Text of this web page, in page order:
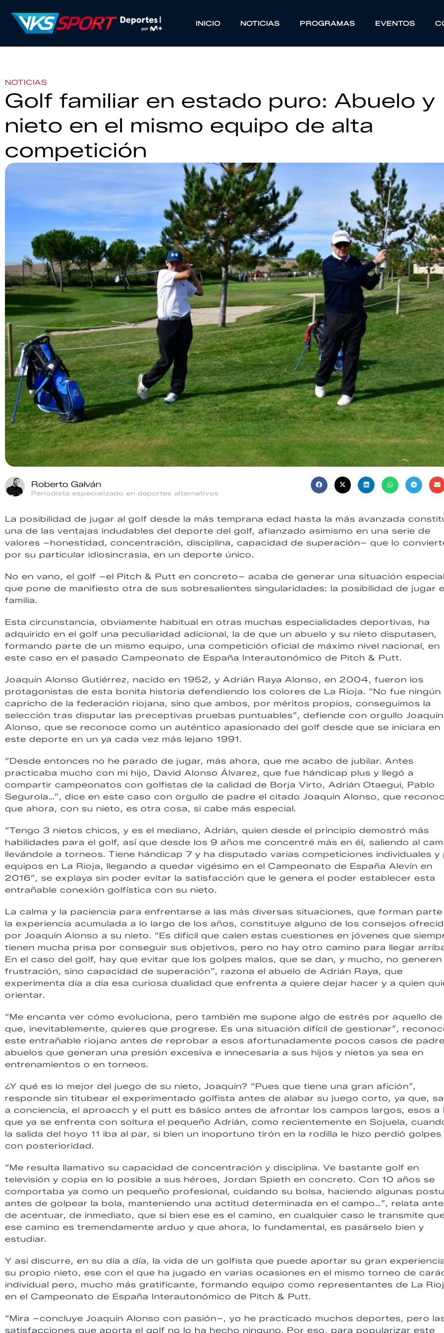
INICIO NOTICIAS PROGRAMAS EVENTOS
NOTICIAS
Golf familiar en estado puro: Abuelo y
nieto en el mismo equipo de alta
competición
Roberto Galván
Periodista especializado en deportes alternativos
La posibilidad de jugar al golf desde la más temprana edad hasta la más avanzada
una de las ventajas indudables del deporte del golf, afianzado asimismo en una serie de
valores –honestidad, concentración, disciplina, capacidad de superación– que lo
por su particular idiosincrasia, en un deporte único.
No en vano, el golf –el Pitch & Putt en concreto– acaba de generar una situación especial
que pone de manifiesto otra de sus sobresalientes singularidades: la posibilidad de jugar
familia.
Esta circunstancia, obviamente habitual en otras muchas especialidades deportivas, ha
adquirido en el golf una peculiaridad adicional, la de que un abuelo y su nieto disputasen,
formando parte de un mismo equipo, una competición oficial de máximo nivel nacional, en
este caso en el pasado Campeonato de España Interautonómico de Pitch & Putt.
Joaquín Alonso Gutiérrez, nacido en 1952, y Adrián Raya Alonso, en 2004, fueron los
protagonistas de esta bonita historia defendiendo los colores de La Rioja. “No fue ningún
capricho de la federación riojana, sino que ambos, por méritos propios, conseguimos la
selección tras disputar las preceptivas pruebas puntuables”, defiende con orgullo Joaquín
Alonso, que se reconoce como un auténtico apasionado del golf desde que se iniciara en
este deporte en un ya cada vez más lejano 1991.
“Desde entonces no he parado de jugar, más ahora, que me acabo de jubilar. Antes
practicaba mucho con mi hijo, David Alonso Álvarez, que fue hándicap plus y llegó a
compartir campeonatos con golfistas de la calidad de Borja Virto, Adrián Otaegui, Pablo
Segurola…”, dice en este caso con orgullo de padre el citado Joaquín Alonso, que
que ahora, con su nieto, es otra cosa, si cabe más especial.
“Tengo 3 nietos chicos, y es el mediano, Adrián, quien desde el principio demostró más
habilidades para el golf, así que desde los 9 años me concentré más en él, saliendo al
llevándole a torneos. Tiene hándicap 7 y ha disputado varias competiciones individuales y
equipos en La Rioja, llegando a quedar vigésimo en el Campeonato de España Alevín en
2016”, se explaya sin poder evitar la satisfacción que le genera el poder establecer esta
entrañable conexión golfística con su nieto.
La calma y la paciencia para enfrentarse a las más diversas situaciones, que forman parte
la experiencia acumulada a lo largo de los años, constituye alguno de los consejos
por Joaquín Alonso a su nieto. “Es difícil que calen estas cuestiones en jóvenes que
tienen mucha prisa por conseguir sus objetivos, pero no hay otro camino para llegar
En el caso del golf, hay que evitar que los golpes malos, que se dan, y mucho, no generen
frustración, sino capacidad de superación”, razona el abuelo de Adrián Raya, que
experimenta día a día esa curiosa dualidad que enfrenta a quiere dejar hacer y a quien
orientar.
“Me encanta ver cómo evoluciona, pero también me supone algo de estrés por aquello de
que, inevitablemente, quieres que progrese. Es una situación difícil de gestionar”,
este entrañable riojano antes de reprobar a esos afortunadamente pocos casos de
abuelos que generan una presión excesiva e innecesaria a sus hijos y nietos ya sea en
entrenamientos o en torneos.
¿Y qué es lo mejor del juego de su nieto, Joaquín? “Pues que tiene una gran afición”,
responde sin titubear el experimentado golfista antes de alabar su juego corto, ya que,
a conciencia, el aproacch y el putt es básico antes de afrontar los campos largos, esos a
que ya se enfrenta con soltura el pequeño Adrián, como recientemente en Sojuela,
la salida del hoyo 11 iba al par, si bien un inoportuno tirón en la rodilla le hizo perdió golpes
con posterioridad.
“Me resulta llamativo su capacidad de concentración y disciplina. Ve bastante golf en
televisión y copia en lo posible a sus héroes, Jordan Spieth en concreto. Con 10 años se
comportaba ya como un pequeño profesional, cuidando su bolsa, haciendo algunas
antes de golpear la bola, manteniendo una actitud determinada en el campo…”, relata
de acentuar, de inmediato, que si bien ese es el camino, en cualquier caso le transmite
ese camino es tremendamente arduo y que ahora, lo fundamental, es pasárselo bien y
estudiar.
Y así discurre, en su día a día, la vida de un golfista que puede aportar su gran
su propio nieto, ese con el que ha jugado en varias ocasiones en el mismo torneo de
individual pero, mucho más gratificante, formando equipo como representantes de La
en el Campeonato de España Interautonómico de Pitch & Putt.
“Mira –concluye Joaquín Alonso con pasión–, yo he practicado muchos deportes, pero
satisfacciones que aporta el golf no lo ha hecho ninguno. Por eso, para popularizar este